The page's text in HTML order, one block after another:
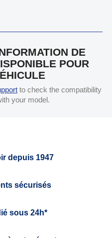
DE
POUR
to check the compatibility
your model.
depuis 1947
sécurisés
sous 24h*